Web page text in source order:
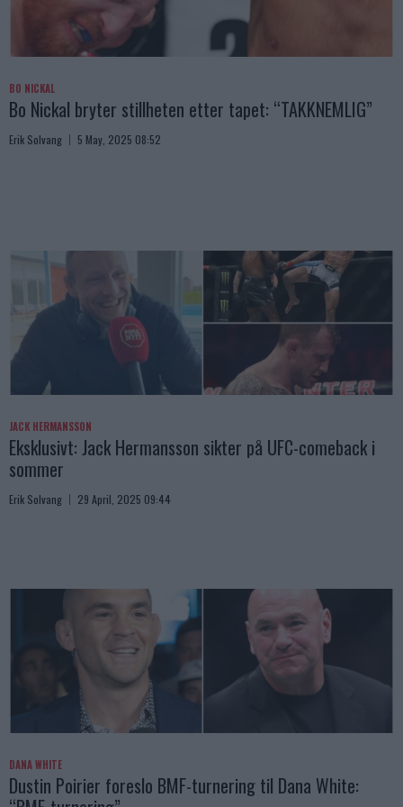
BO NICKAL
Bo Nickal bryter stillheten etter tapet: “TAKKNEMLIG”
Erik Solvang 5 May, 2025 08:52
JACK HERMANSSON
Eksklusivt: Jack Hermansson sikter på UFC-comeback i
sommer
Erik Solvang 29 April, 2025 09:44
DANA WHITE
Dustin Poirier foreslo BMF-turnering til Dana White: